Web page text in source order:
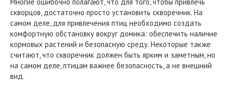
скворцов, достаточно просто установить скворечник. На
самом деле, для привлечения птиц необходимо создать
комфортную обстановку вокруг домика: обеспечить наличие
кормовых растений и безопасную среду. Некоторые также
считают, что скворечник должен быть ярким и заметным, но
на самом деле, птицам важнее безопасность, а не внешний
вид.